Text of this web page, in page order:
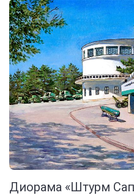
Диорама «Штурм